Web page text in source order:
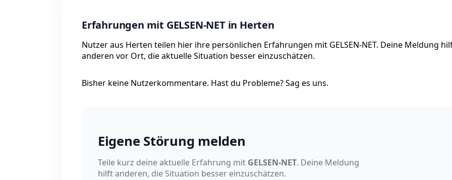
Erfahrungen mit GELSEN-NET in Herten
Nutzer aus Herten teilen hier ihre persönlichen Erfahrungen mit GELSEN-NET. Deine Meldung
anderen vor Ort, die aktuelle Situation besser einzuschätzen.
Bisher keine Nutzerkommentare. Hast du Probleme? Sag es uns.
Eigene Störung melden
Teile kurz deine aktuelle Erfahrung mit GELSEN-NET. Deine Meldung
hilft anderen, die Situation besser einzuschätzen.